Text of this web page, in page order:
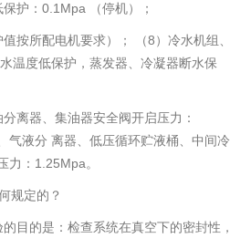
护：0.1Mpa （停机）；
按所配电机要求）； （8）冷水机组、
温度低保护，蒸发器、冷凝器断水保
离器、集油器安全阀开启压力：
气液分 离器、低压循环贮液桶、中间冷
力：1.25Mpa。
规定的？
目的是：检查系统在真空下的密封性，